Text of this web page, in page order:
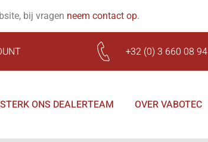
bij vragen neem contact op.
+32 (0) 3 660 08 94
ONS DEALERTEAM OVER VABOTEC